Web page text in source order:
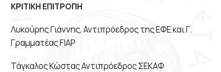
ΚΡΙΤΙΚΗ ΕΠΙΤΡΟΠΗ
Λυκούρης Γιάννης, Αντιπρόεδρος της ΕΦΕ και Γ.
Γραμματέας FIAP
Τάγκαλος Κώστας Αντιπρόεδρος ΣΕΚΑΦ